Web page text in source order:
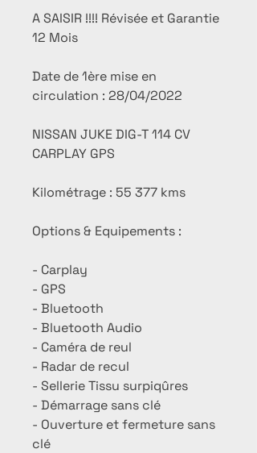
A SAISIR !!!! Révisée et Garantie
12 Mois
Date de 1ère mise en
circulation : 28/04/2022
NISSAN JUKE DIG-T 114 CV
CARPLAY GPS
Kilométrage : 55 377 kms
Options & Equipements :
- Carplay
- GPS
- Bluetooth
- Bluetooth Audio
- Caméra de reul
- Radar de recul
- Sellerie Tissu surpiqûres
- Démarrage sans clé
- Ouverture et fermeture sans
clé